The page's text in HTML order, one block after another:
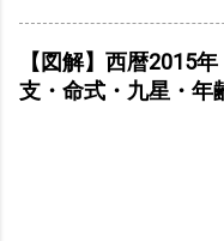
【図解】西暦2015
支・命式・九星・年